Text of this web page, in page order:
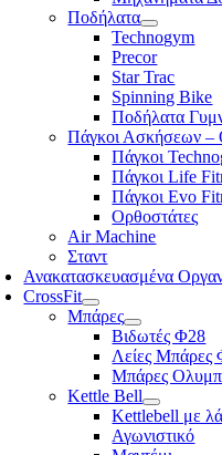
Ποδήλατα
Technogym
Precor
Star Trac
Spinning Bike
Ποδήλατα
Πάγκοι Ασκήσεων –
Πάγκοι
Πάγκοι Life
Πάγκοι Evo
Ορθοστάτες
Air Machine
Σταντ
Ανακατασκευασμένα
CrossFit
Μπάρες
Βιδωτές Φ28
Λείες Μπάρες
Μπάρες
Kettle Bell
Kettlebell με
Αγωνιστικό